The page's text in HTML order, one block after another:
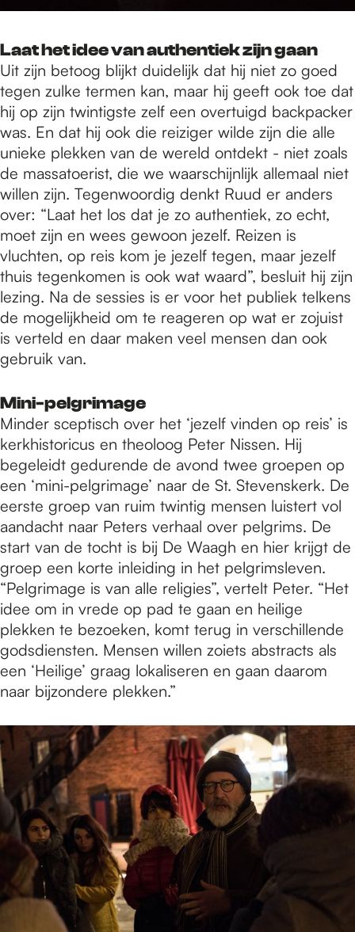
Laat het idee van authentiek zijn gaan
Uit zijn betoog blijkt duidelijk dat hij niet zo goed
tegen zulke termen kan, maar hij geeft ook toe dat
hij op zijn twintigste zelf een overtuigd backpacker
was. En dat hij ook die reiziger wilde zijn die alle
unieke plekken van de wereld ontdekt - niet zoals
de massatoerist, die we waarschijnlijk allemaal niet
willen zijn. Tegenwoordig denkt Ruud er anders
over: “Laat het los dat je zo authentiek, zo echt,
moet zijn en wees gewoon jezelf. Reizen is
vluchten, op reis kom je jezelf tegen, maar jezelf
thuis tegenkomen is ook wat waard”, besluit hij zijn
lezing. Na de sessies is er voor het publiek telkens
de mogelijkheid om te reageren op wat er zojuist
is verteld en daar maken veel mensen dan ook
gebruik van.
Mini-pelgrimage
Minder sceptisch over het ‘jezelf vinden op reis’ is
kerkhistoricus en theoloog Peter Nissen. Hij
begeleidt gedurende de avond twee groepen op
een ‘mini-pelgrimage’ naar de St. Stevenskerk. De
eerste groep van ruim twintig mensen luistert vol
aandacht naar Peters verhaal over pelgrims. De
start van de tocht is bij De Waagh en hier krijgt de
groep een korte inleiding in het pelgrimsleven.
“Pelgrimage is van alle religies”, vertelt Peter. “Het
idee om in vrede op pad te gaan en heilige
plekken te bezoeken, komt terug in verschillende
godsdiensten. Mensen willen zoiets abstracts als
een ‘Heilige’ graag lokaliseren en gaan daarom
naar bijzondere plekken.”